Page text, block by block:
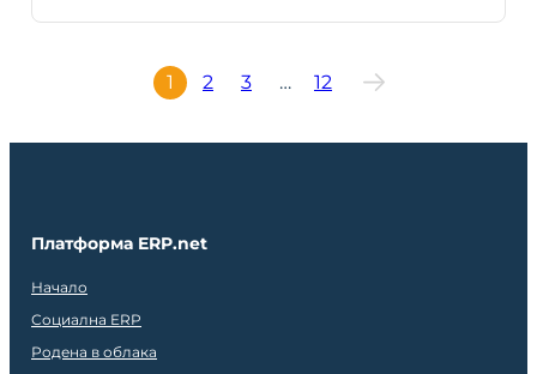
1 2 3 … 12
Платформа ERP.net
Начало
Социална ERP
Родена в облака